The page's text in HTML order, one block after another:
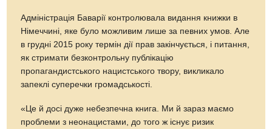
Адміністрація Баварії контролювала видання книжки в
Німеччині, яке було можливим лише за певних умов. Але
в грудні 2015 року термін дії прав закінчується, і питання,
як стримати безконтрольну публікацію
пропагандистського нацистського твору, викликало
запеклі суперечки громадськості.
«Це й досі дуже небезпечна книга. Ми й зараз маємо
проблеми з неонацистами, до того ж існує ризик